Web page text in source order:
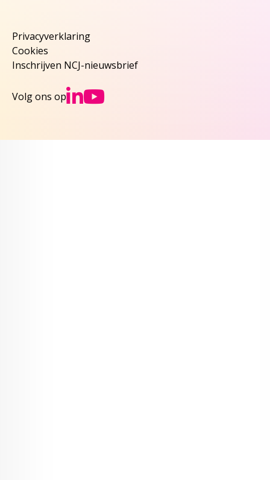
Privacyverklaring
Cookies
Inschrijven NCJ-nieuwsbrief
Volg ons op Ga naar NCJs